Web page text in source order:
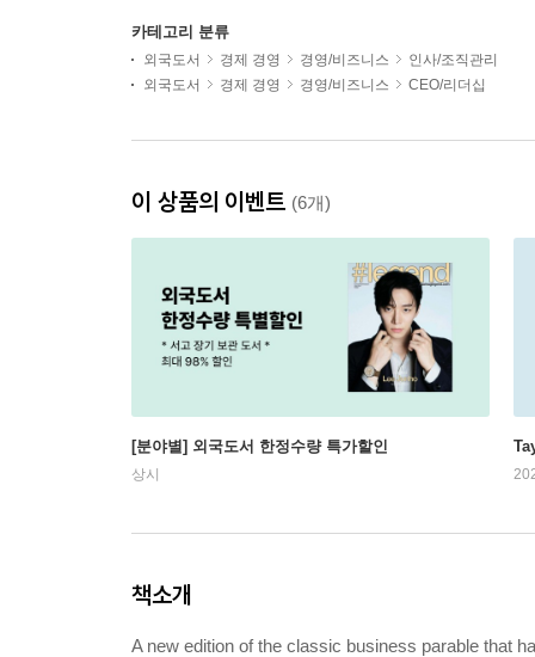
카테고리 분류
외국도서 경제 경영 경영/비즈니스
인사/조직관리
외국도서
경제 경영 경영/비즈니스 CEO/리더십
이 상품의 이벤트 (6개)
[분야별] 외국도서 한정수량 특가할인
상시
책소개
A new edition of the classic business parable that